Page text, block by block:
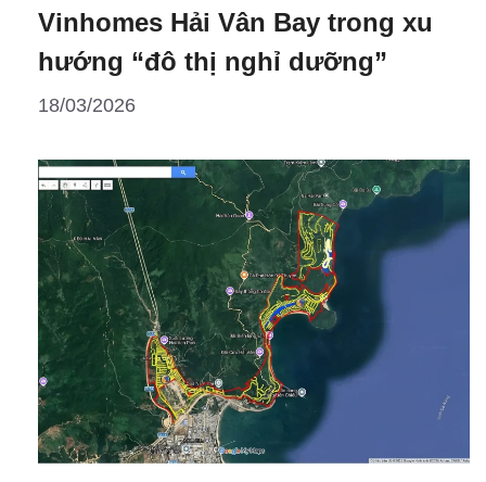
đầu
tư
Hanoi
Vinhomes Hải Vân Bay trong xu
hướng “đô thị nghỉ dưỡng”
18/03/2026